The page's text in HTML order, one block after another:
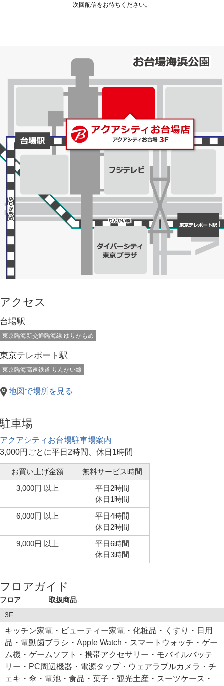
次回配信をお待ちください。
アクセス
台場駅
東京臨海新交通臨海線 ゆりかもめ
東京テレポート駅
東京臨海高速鉄道 りんかい線
地図で場所を見る
駐車場
アクアシティお台場駐車場案内
3,000円ごとに平日2時間、休日1時間
お買い上げ金額
無料サービス時間
3,000円 以上
平日2時間
休日1時間
6,000円 以上
平日4時間
休日2時間
9,000円 以上
平日6時間
休日3時間
フロアガイド
フロア
取扱商品
3F
キッチン家電・ビューティー家電・化粧品・くすり・日用
品・電動歯ブラシ・Apple Watch・スマートウォッチ・ゲー
ム機・ゲームソフト・携帯アクセサリー・モバイルバッテ
リー・PC周辺機器・電源タップ・ウェアラブルカメラ・チ
ェキ・傘・電池・食品・菓子・観光土産・スーツケース・